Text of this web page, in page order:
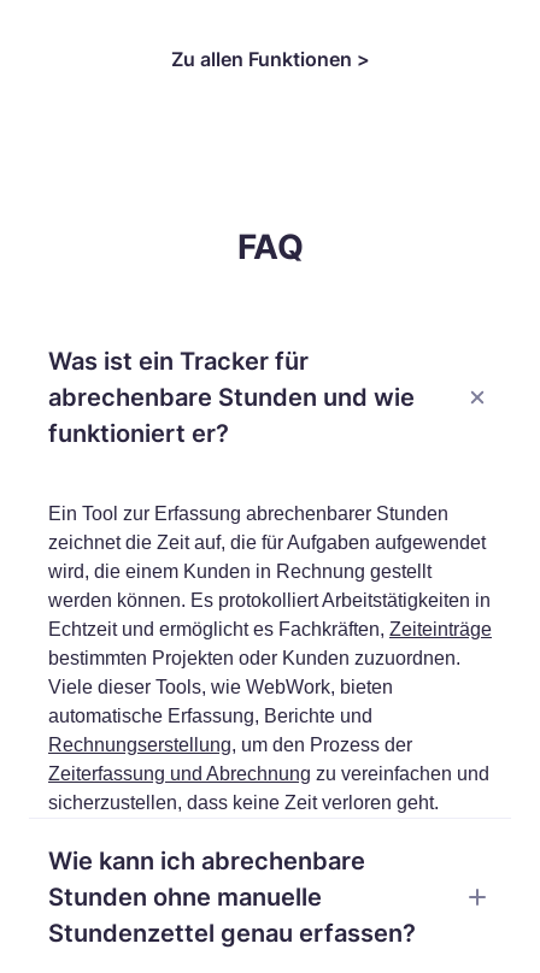
Zu allen Funktionen >
FAQ
Was ist ein Tracker für
abrechenbare Stunden und wie
funktioniert er?
Ein Tool zur Erfassung abrechenbarer Stunden
zeichnet die Zeit auf, die für Aufgaben aufgewendet
wird, die einem Kunden in Rechnung gestellt
werden können. Es protokolliert Arbeitstätigkeiten in
Echtzeit und ermöglicht es Fachkräften, Zeiteinträge
bestimmten Projekten oder Kunden zuzuordnen.
Viele dieser Tools, wie WebWork, bieten
automatische Erfassung, Berichte und
Rechnungserstellung, um den Prozess der
Zeiterfassung und Abrechnung zu vereinfachen und
sicherzustellen, dass keine Zeit verloren geht.
Wie kann ich abrechenbare
Stunden ohne manuelle
Stundenzettel genau erfassen?